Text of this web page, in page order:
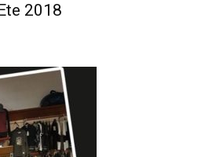
2018